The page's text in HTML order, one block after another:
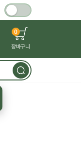
0
장바구니